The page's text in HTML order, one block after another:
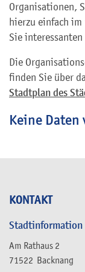
KONTAKT
Stadtinformation
Am Rathaus 2
71522 Backnang
Organisationen,
hierzu einfach
Sie
Die
finden Sie über
Stadtplan des
Keine Daten